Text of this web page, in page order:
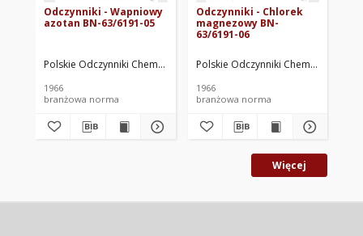
Odczynniki - Wapniowy
azotan BN-63/6191-05
Polskie Odczynniki Chemiczne. Oprac.
1966
branżowa norma
Odczynniki - Chlorek
magnezowy BN-
63/6191-06
Polskie Odczynniki Chemiczne.
1966
branżowa norma
Więcej